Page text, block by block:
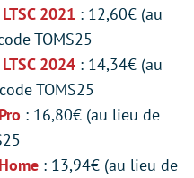
2021 : 12,60€ (au
TOMS25
2024 : 14,34€ (au
TOMS25
: 16,80€ (au lieu de
: 13,94€ (au lieu de